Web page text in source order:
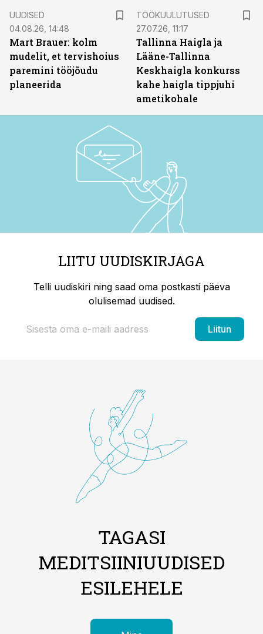
UUDISED
04.08.26, 14:48
Mart Brauer: kolm
mudelit, et tervishoius
paremini tööjõudu
planeerida
TÖÖKUULUTUSED
27.07.26, 11:17
Tallinna Haigla ja
Lääne-Tallinna
Keskhaigla konkurss
kahe haigla tippjuhi
ametikohale
LIITU UUDISKIRJAGA
Telli uudiskiri ning saad oma postkasti päeva
olulisemad uudised.
Liitun
TAGASI
MEDITSIINIUUDISED
ESILEHELE